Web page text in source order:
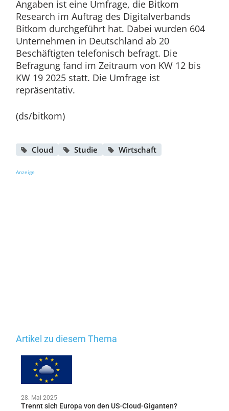
Angaben ist eine Umfrage, die Bitkom
Research im Auftrag des Digitalverbands
Bitkom durchgeführt hat. Dabei wurden 604
Unternehmen in Deutschland ab 20
Beschäftigten telefonisch befragt. Die
Befragung fand im Zeitraum von KW 12 bis
KW 19 2025 statt. Die Umfrage ist
repräsentativ.
(ds/bitkom)
Cloud Studie Wirtschaft
Anzeige
Artikel zu diesem Thema
28. Mai 2025
Trennt sich Europa von den US-Cloud-Giganten?